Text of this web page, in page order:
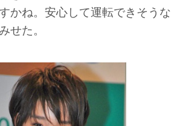
かね。安心して運転できそうな
せた。